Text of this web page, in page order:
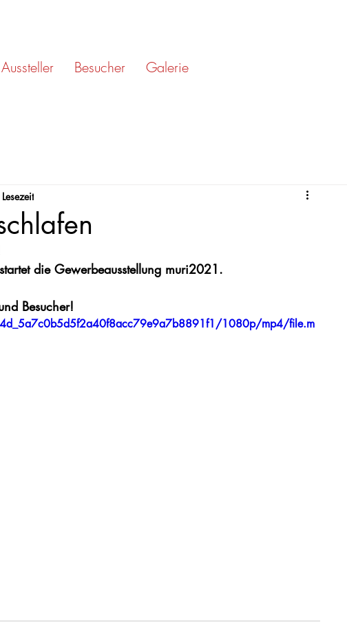
Aussteller Besucher Galerie
die Gewerbeausstellung muri2021.
Besucher!
1080p/mp4/file.m